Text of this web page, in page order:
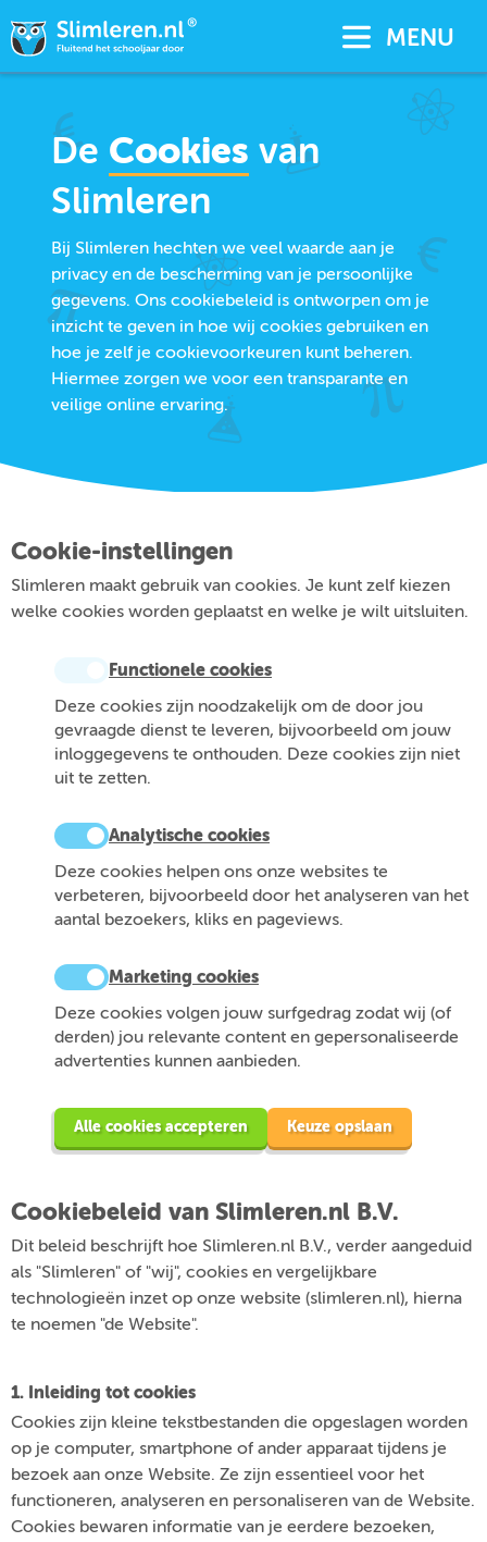
MENU
De Cookies van
Slimleren
Bij Slimleren hechten we veel waarde aan je
privacy en de bescherming van je persoonlijke
gegevens. Ons cookiebeleid is ontworpen om je
inzicht te geven in hoe wij cookies gebruiken en
hoe je zelf je cookievoorkeuren kunt beheren.
Hiermee zorgen we voor een transparante en
veilige online ervaring.
Cookie-instellingen
Slimleren maakt gebruik van cookies. Je kunt zelf kiezen
welke cookies worden geplaatst en welke je wilt uitsluiten.
Functionele cookies
Deze cookies zijn noodzakelijk om de door jou
gevraagde dienst te leveren, bijvoorbeeld om jouw
inloggegevens te onthouden. Deze cookies zijn niet
uit te zetten.
Analytische cookies
Deze cookies helpen ons onze websites te
verbeteren, bijvoorbeeld door het analyseren van het
aantal bezoekers, kliks en pageviews.
Marketing cookies
Deze cookies volgen jouw surfgedrag zodat wij (of
derden) jou relevante content en gepersonaliseerde
advertenties kunnen aanbieden.
Alle cookies accepteren Keuze opslaan
Cookiebeleid van Slimleren.nl B.V.
Dit beleid beschrijft hoe Slimleren.nl B.V., verder aangeduid
als "Slimleren" of "wij", cookies en vergelijkbare
technologieën inzet op onze website (slimleren.nl), hierna
te noemen "de Website".
1. Inleiding tot cookies
Cookies zijn kleine tekstbestanden die opgeslagen worden
op je computer, smartphone of ander apparaat tijdens je
bezoek aan onze Website. Ze zijn essentieel voor het
functioneren, analyseren en personaliseren van de Website.
Cookies bewaren informatie van je eerdere bezoeken,